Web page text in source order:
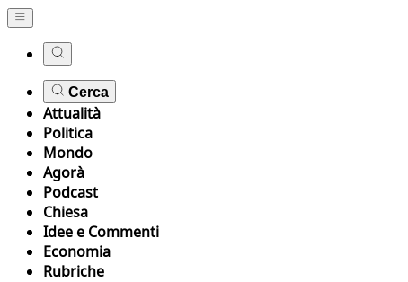
Cerca
Attualità
Politica
Mondo
Agorà
Podcast
Chiesa
Idee e Commenti
Economia
Rubriche